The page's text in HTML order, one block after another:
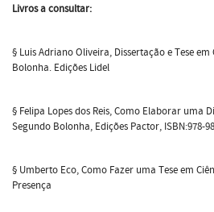
Livros a consultar:
§ Luis Adriano Oliveira, Dissertação e Tese
Bolonha. Edições Lidel
§ Felipa Lopes dos Reis, Como Elaborar uma
Segundo Bolonha, Edições Pactor, ISBN:978-
§ Umberto Eco, Como Fazer uma Tese em
Presença